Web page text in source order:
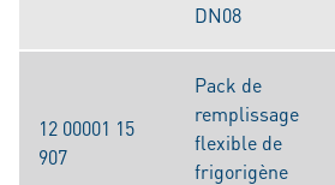
DN08
12 00001 15
907
Pack de
remplissage
flexible de
frigorigène